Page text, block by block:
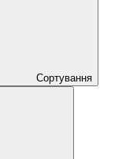
Сортування